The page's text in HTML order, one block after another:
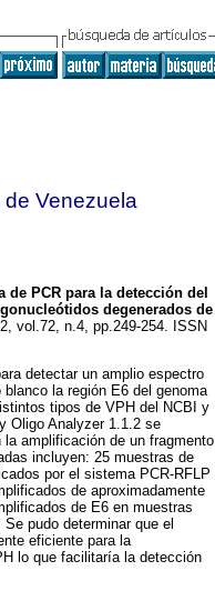
Venezuela
de PCR para la detección del
degenerados de
vol.72, n.4, pp.249-254. ISSN
detectar un amplio espectro
la región E6 del genoma
tipos de VPH del NCBI y
Oligo Analyzer 1.1.2 se
amplificación de un fragmento
incluyen: 25 muestras de
por el sistema PCR-RFLP
de aproximadamente
de E6 en muestras
Se pudo determinar que el
eficiente para la
lo que facilitaría la detección